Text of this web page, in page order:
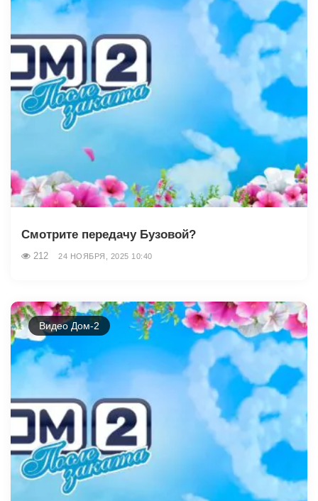
Смотрите передачу Бузовой?
212 24 НОЯБРЯ, 2025 10:40
Видео Дом-2